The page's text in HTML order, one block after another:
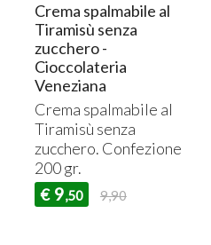
Crema spalmabile al
Tiramisù senza
zucchero -
Cioccolateria
Veneziana
Crema spalmabile al
Tiramisù senza
zucchero. Confezione
200 gr.
€ 9,50 9,90